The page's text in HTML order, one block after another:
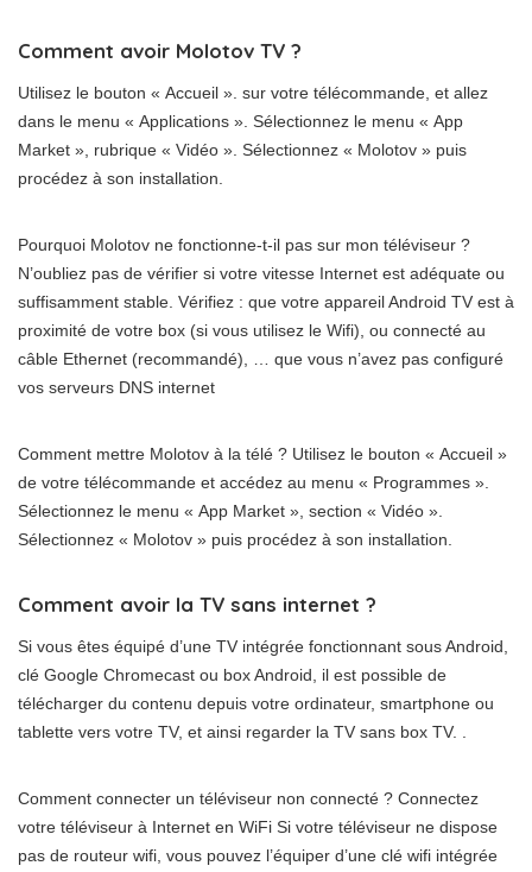
Comment avoir Molotov TV ?
Utilisez le bouton « Accueil ». sur votre télécommande, et allez
dans le menu « Applications ». Sélectionnez le menu « App
Market », rubrique « Vidéo ». Sélectionnez « Molotov » puis
procédez à son installation.
Pourquoi Molotov ne fonctionne-t-il pas sur mon téléviseur ?
N’oubliez pas de vérifier si votre vitesse Internet est adéquate ou
suffisamment stable. Vérifiez : que votre appareil Android TV est à
proximité de votre box (si vous utilisez le Wifi), ou connecté au
câble Ethernet (recommandé), … que vous n’avez pas configuré
vos serveurs DNS internet
Comment mettre Molotov à la télé ? Utilisez le bouton « Accueil »
de votre télécommande et accédez au menu « Programmes ».
Sélectionnez le menu « App Market », section « Vidéo ».
Sélectionnez « Molotov » puis procédez à son installation.
Comment avoir la TV sans internet ?
Si vous êtes équipé d’une TV intégrée fonctionnant sous Android,
clé Google Chromecast ou box Android, il est possible de
télécharger du contenu depuis votre ordinateur, smartphone ou
tablette vers votre TV, et ainsi regarder la TV sans box TV. .
Comment connecter un téléviseur non connecté ? Connectez
votre téléviseur à Internet en WiFi Si votre téléviseur ne dispose
pas de routeur wifi, vous pouvez l’équiper d’une clé wifi intégrée